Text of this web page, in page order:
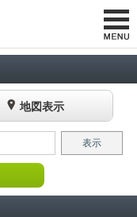
地図表示
表示